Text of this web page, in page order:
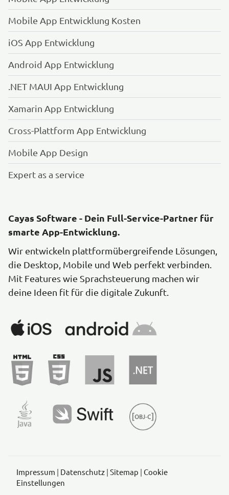
Mobile App Entwicklung Kosten
iOS App Entwicklung
Android App Entwicklung
.NET MAUI App Entwicklung
Xamarin App Entwicklung
Cross-Plattform App Entwicklung
Mobile App Design
Expert as a service
Cayas Software - Dein Full-Service-Partner für
smarte App-Entwicklung.
Wir entwickeln plattformübergreifende Lösungen,
die Desktop, Mobile und Web perfekt verbinden.
Mit Features wie Sprachsteuerung machen wir
deine Ideen fit für die digitale Zukunft.
Impressum | Datenschutz | Sitemap | Cookie
Einstellungen